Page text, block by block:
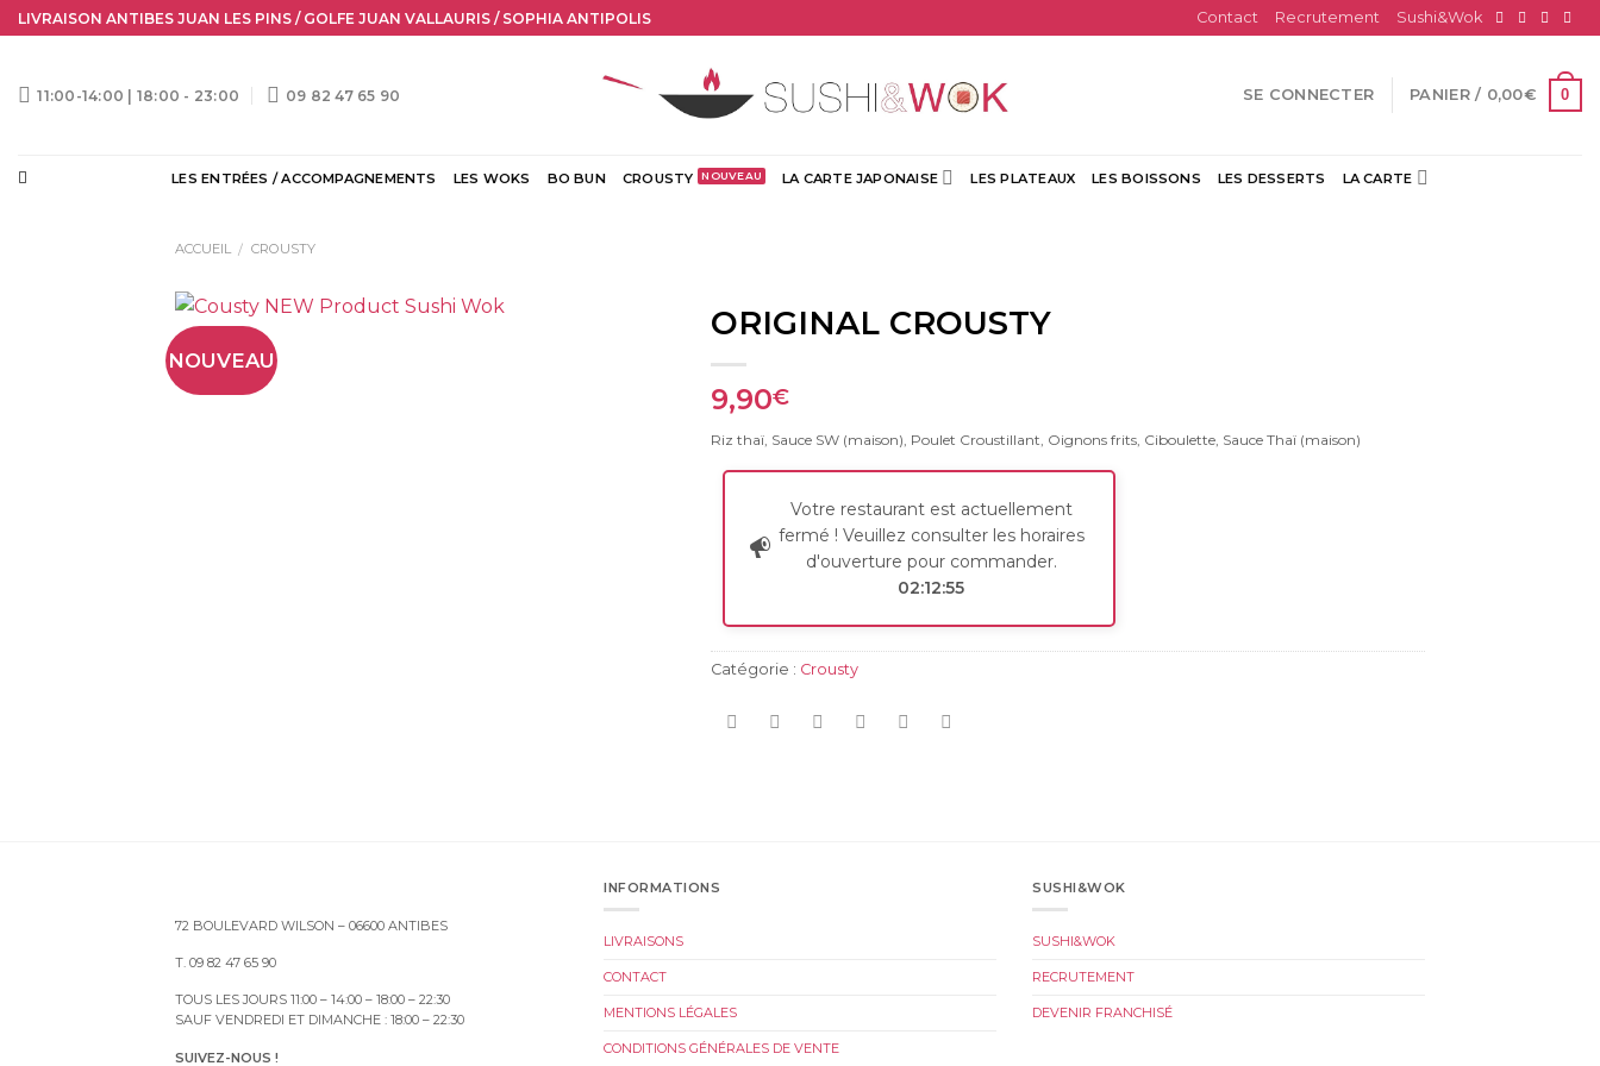
Skip
to
LIVRAISON ANTIBES JUAN LES PINS / GOLFE JUAN VALLAURIS / SOPHIA ANTIPOLIS Contact Recrutement Sushi&Wok
11:00-14:00 | 18:00 - 23:00 09 82 47 65 90 SE CONNECTER PANIER / 0,00€ 0
LES ENTRÉES / ACCOMPAGNEMENTS LES WOKS BO BUN CROUSTY LA CARTE JAPONAISE LES PLATEAUX LES BOISSONS LES DESSERTS LA CARTE
ACCUEIL / CROUSTY
NOUVEAU
ORIGINAL CROUSTY
9,90€
Riz thaï, Sauce SW (maison), Poulet Croustillant, Oignons frits, Ciboulette, Sauce Thaï (maison)
Votre restaurant est actuellement
fermé ! Veuillez consulter les horaires
d'ouverture pour commander.
02:12:55
Catégorie : Crousty
72 BOULEVARD WILSON – 06600 ANTIBES
T. 09 82 47 65 90
TOUS LES JOURS 11:00 – 14:00 – 18:00 – 22:30
SAUF VENDREDI ET DIMANCHE : 18:00 – 22:30
SUIVEZ-NOUS !
INFORMATIONS
LIVRAISONS
CONTACT
MENTIONS LÉGALES
CONDITIONS GÉNÉRALES DE VENTE
SUSHI&WOK
SUSHI&WOK
RECRUTEMENT
DEVENIR FRANCHISÉ